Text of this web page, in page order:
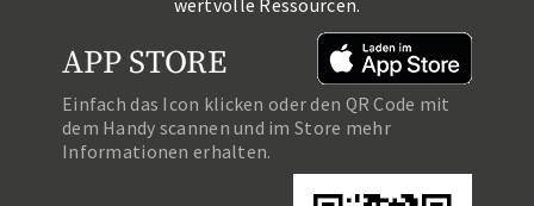
wertvolle Ressourcen.
APP STORE
Einfach das Icon klicken oder den QR Code mit
dem Handy scannen und im Store mehr
Informationen erhalten.